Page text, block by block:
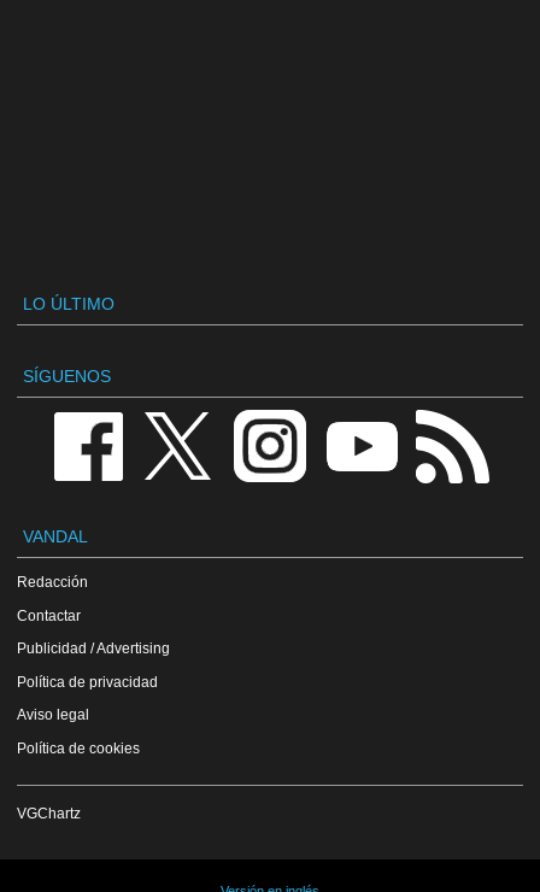
LO ÚLTIMO
SÍGUENOS
VANDAL
Redacción
Contactar
Publicidad / Advertising
Política de privacidad
Aviso legal
Política de cookies
VGChartz